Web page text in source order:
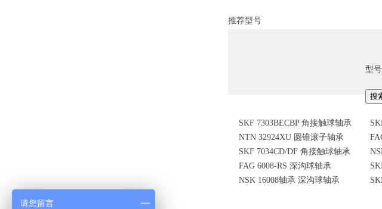
推荐型号
型号
SKF 7303BECBP 角接触球轴承
NTN 32924XU 圆锥滚子轴承
SKF 7034CD/DF 角接触球轴承
FAG 6008-RS 深沟球轴承
轴
NSK 16008轴承 深沟球轴承
请您留言